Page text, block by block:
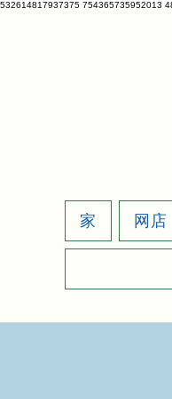
532614817937375 754365735952013
家 网店